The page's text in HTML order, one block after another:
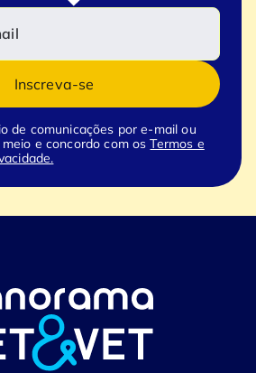
Inscreva-se
de comunicações por e-mail ou
e concordo com osTermos e